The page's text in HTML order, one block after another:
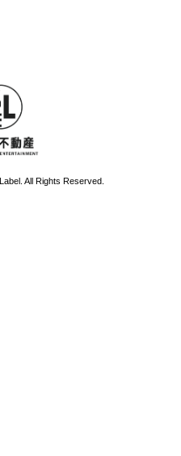
All Rights Reserved.